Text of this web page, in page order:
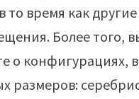
время как
Более того,
о конфигурациях,
размеров: